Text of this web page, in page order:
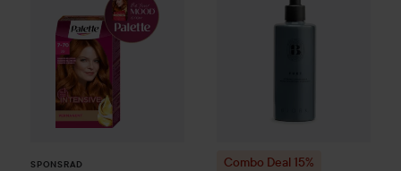
SPONSRAD Combo Deal 15%